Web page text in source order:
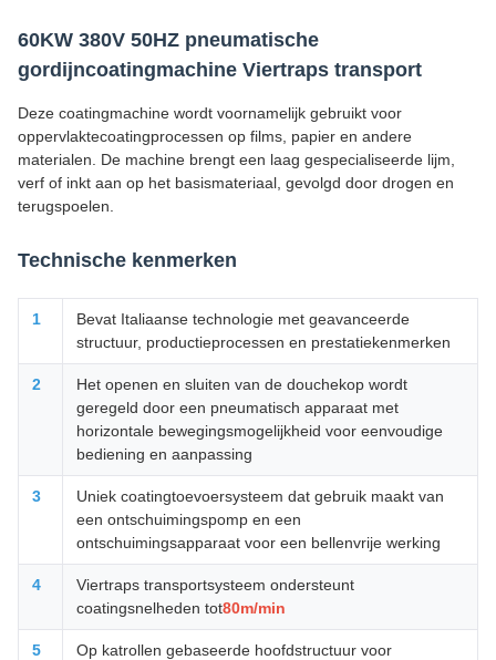
60KW 380V 50HZ pneumatische
gordijncoatingmachine Viertraps transport
Deze coatingmachine wordt voornamelijk gebruikt voor
oppervlaktecoatingprocessen op films, papier en andere
materialen. De machine brengt een laag gespecialiseerde lijm,
verf of inkt aan op het basismateriaal, gevolgd door drogen en
terugspoelen.
Technische kenmerken
1
Bevat Italiaanse technologie met geavanceerde
structuur, productieprocessen en prestatiekenmerken
2
Het openen en sluiten van de douchekop wordt
geregeld door een pneumatisch apparaat met
horizontale bewegingsmogelijkheid voor eenvoudige
bediening en aanpassing
3
Uniek coatingtoevoersysteem dat gebruik maakt van
een ontschuimingspomp en een
ontschuimingsapparaat voor een bellenvrije werking
4
Viertraps transportsysteem ondersteunt
coatingsnelheden tot80m/min
5
Op katrollen gebaseerde hoofdstructuur voor